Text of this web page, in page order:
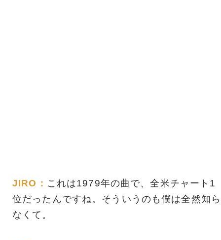
JIRO： これは1979年の曲で、全米チャート1
位だったんですね。そういうのも僕は全然知ら
なくて。